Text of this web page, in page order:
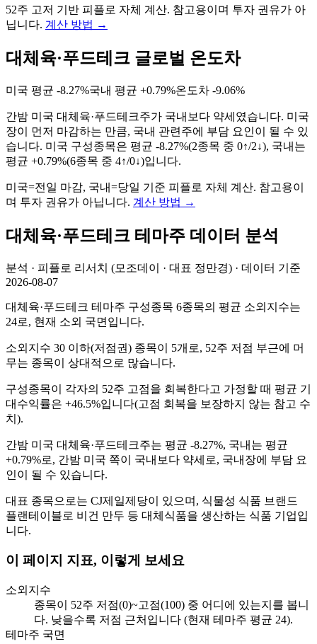
52주 고저 기반 피플로 자체 계산. 참고용이며 투자 권유가 아
닙니다. 계산 방법 →
대체육·푸드테크 글로벌 온도차
미국 평균 -8.27%국내 평균 +0.79%온도차 -9.06%
간밤 미국 대체육·푸드테크주가 국내보다 약세였습니다. 미국
장이 먼저 마감하는 만큼, 국내 관련주에 부담 요인이 될 수 있
습니다. 미국 구성종목은 평균 -8.27%(2종목 중 0↑/2↓), 국내는
평균 +0.79%(6종목 중 4↑/0↓)입니다.
미국=전일 마감, 국내=당일 기준 피플로 자체 계산. 참고용이
며 투자 권유가 아닙니다. 계산 방법 →
대체육·푸드테크 테마주 데이터 분석
분석 · 피플로 리서치 (모조데이 · 대표 정만경) · 데이터 기준
2026-08-07
대체육·푸드테크 테마주 구성종목 6종목의 평균 소외지수는
24로, 현재 소외 국면입니다.
소외지수 30 이하(저점권) 종목이 5개로, 52주 저점 부근에 머
무는 종목이 상대적으로 많습니다.
구성종목이 각자의 52주 고점을 회복한다고 가정할 때 평균 기
대수익률은 +46.5%입니다(고점 회복을 보장하지 않는 참고 수
치).
간밤 미국 대체육·푸드테크주는 평균 -8.27%, 국내는 평균
+0.79%로, 간밤 미국 쪽이 국내보다 약세로, 국내장에 부담 요
인이 될 수 있습니다.
대표 종목으로는 CJ제일제당이 있으며, 식물성 식품 브랜드
플랜테이블로 비건 만두 등 대체식품을 생산하는 식품 기업입
니다.
이 페이지 지표, 이렇게 보세요
소외지수
종목이 52주 저점(0)~고점(100) 중 어디에 있는지를 봅니
다. 낮을수록 저점 근처입니다 (현재 테마주 평균 24).
테마주 국면